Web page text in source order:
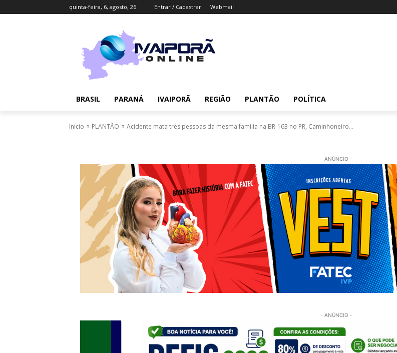
quinta-feira, 6, agosto, 26 Entrar / Cadastrar Webmail
BRASIL PARANÁ IVAIPORÃ REGIÃO PLANTÃO POLÍTICA
Início PLANTÃO Acidente mata três pessoas da mesma família na BR-163 no PR, Caminhoneiro...
- ANÚNCIO -
- ANÚNCIO -